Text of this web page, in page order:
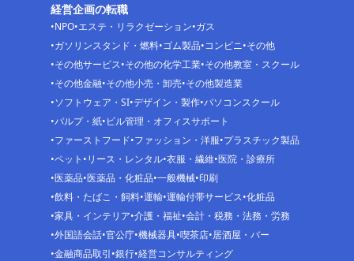
経営企画の転職
NPO エステ・リラクゼーション ガス
ガソリンスタンド・燃料 ゴム製品 コンビニ その他
その他サービス その他の化学工業 その他教室・スクール
その他金融 その他小売・卸売 その他製造業
ソフトウェア・SI デザイン・製作 パソコンスクール
パルプ・紙 ビル管理・オフィスサポート
ファーストフード ファッション・洋服 プラスチック製品
ペット リース・レンタル 衣服・繊維 医院・診療所
医薬品 医薬品・化粧品 一般機械 印刷
飲料・たばこ・飼料 運輸 運輸付帯サービス 化粧品
家具・インテリア 介護・福祉 会計・税務・法務・労務
外国語会話 官公庁 機械器具 喫茶店 居酒屋・バー
金融商品取引 銀行 経営コンサルティング